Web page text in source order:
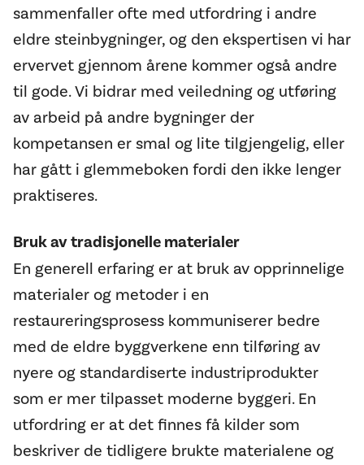
sammenfaller ofte med utfordring i andre
eldre steinbygninger, og den ekspertisen vi har
ervervet gjennom årene kommer også andre
til gode. Vi bidrar med veiledning og utføring
av arbeid på andre bygninger der
kompetansen er smal og lite tilgjengelig, eller
har gått i glemmeboken fordi den ikke lenger
praktiseres.
Bruk av tradisjonelle materialer
En generell erfaring er at bruk av opprinnelige
materialer og metoder i en
restaureringsprosess kommuniserer bedre
med de eldre byggverkene enn tilføring av
nyere og standardiserte industriprodukter
som er mer tilpasset moderne byggeri. En
utfordring er at det finnes få kilder som
beskriver de tidligere brukte materialene og